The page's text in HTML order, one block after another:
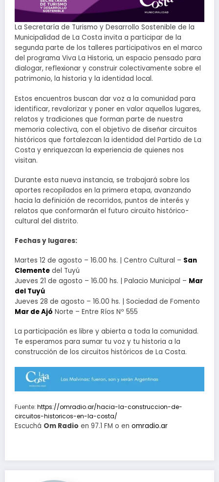
La Secretaría de Turismo y Desarrollo Sostenible de la
Municipalidad de La Costa invita a participar de la
segunda parte de los talleres participativos en el marco
del programa Viva La Historia, un espacio pensado para
dialogar, reflexionar y construir colectivamente sobre el
patrimonio, la historia y la identidad local.
Estos encuentros buscan dar voz a la comunidad para
identificar, revalorizar y poner en valor aquellos lugares,
relatos y tradiciones que forman parte de nuestra
memoria colectiva, con el objetivo de diseñar circuitos
históricos que fortalezcan la identidad del Partido de La
Costa y enriquezcan la experiencia de quienes nos
visitan.
Durante esta nueva instancia, se trabajará sobre los
aportes recopilados en la primera etapa, avanzando
hacia la definición de recorridos, puntos de interés y
relatos que conformarán el futuro circuito histórico-
cultural del distrito.
Fechas y lugares:
Martes 12 de agosto – 16.00 hs. | Centro Cultural – San
Clemente del Tuyú
Jueves 21 de agosto – 16.00 hs. | Palacio Municipal – Mar
del Tuyú
Jueves 28 de agosto – 16.00 hs. | Sociedad de Fomento
Mar de Ajó Norte – Entre Ríos Nº 555
La participación es libre y abierta a toda la comunidad.
Te esperamos para sumar tu voz y tu historia a la
construcción de los circuitos históricos de La Costa.
Fuente: https://omradio.ar/hacia-la-construccion-de-
circuitos-historicos-en-la-costa/
Escuchá Om Radio en 97.1 FM o en omradio.ar